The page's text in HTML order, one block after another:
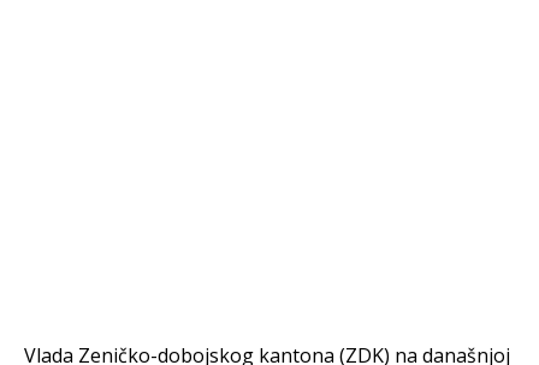
Vlada Zeničko-dobojskog kantona (ZDK) na današnjoj